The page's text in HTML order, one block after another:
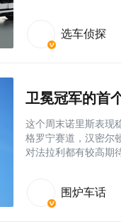
选车侦探
卫冕冠军的首
这个周末诺里斯表现
格罗宁赛道，汉密尔
对法拉利都有较高期
围炉车话